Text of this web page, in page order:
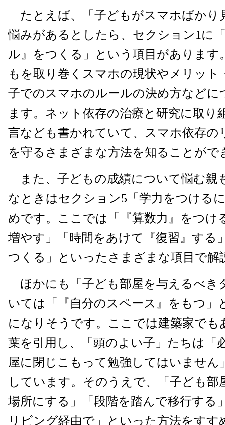
たとえば、「子どもがスマホばかり
悩みがあるとしたら、セクション1に
ル』をつくる」という項目があります
もを取り巻くスマホの現状やメリット
子でのスマホのルールの決め方などに
ます。ネット依存の治療と研究に取り
言なども書かれていて、スマホ依存の
を守るさまざまな方法を知ることがで
また、子どもの成績について悩む親
なときはセクション5「学力をつける
めです。ここでは「『算数力』をつけ
増やす」「時間をあけて『復習』する
つくる」といったさまざまな項目で解
ほかにも「子ども部屋を与えるべき
いては「『自分のスペース』をもつ」
になりそうです。ここでは建築家でも
葉を引用し、「頭のよい子」たちは「
屋に閉じこもって勉強してはいません
しています。そのうえで、「子ども部
場所にする」「段階を踏んで移行する
リビング経由で」といった方法をすす